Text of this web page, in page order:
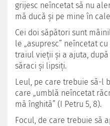
grijesc neîncetat să nu
mă ducă și pe mine în
Cei doi săpători sunt
le „asupresc” neîncetat
traiul vieții și a ajuta,
săraci și lipsiți.
Leul, pe care trebuie să-l
care „umblă neîncetat
mă înghită” (I Petru 5, 8).
Focul, de care trebuie să